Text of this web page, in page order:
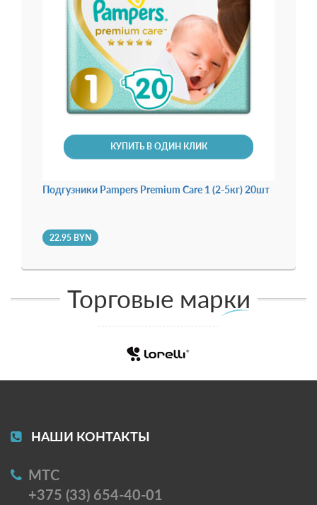
КУПИТЬ В ОДИН КЛИК
Подгузники Pampers Premium Care 1 (2-5кг) 20шт
22.95 BYN
Торговые марки
НАШИ КОНТАКТЫ
МТС
+375 (33) 654-40-01